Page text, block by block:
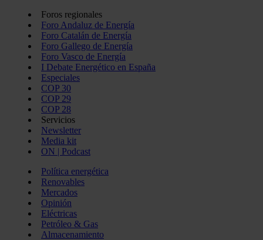
Foros regionales
Foro Andaluz de Energía
Foro Catalán de Energía
Foro Gallego de Energía
Foro Vasco de Energía
I Debate Energético en España
Especiales
COP 30
COP 29
COP 28
Servicios
Newsletter
Media kit
ON | Podcast
Política energética
Renovables
Mercados
Opinión
Eléctricas
Petróleo & Gas
Almacenamiento